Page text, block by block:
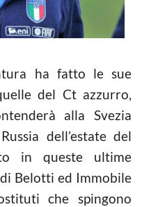
ha fatto le sue
del Ct azzurro,
alla Svezia
dell’estate del
in queste ultime
Belotti ed Immobile
che spingono